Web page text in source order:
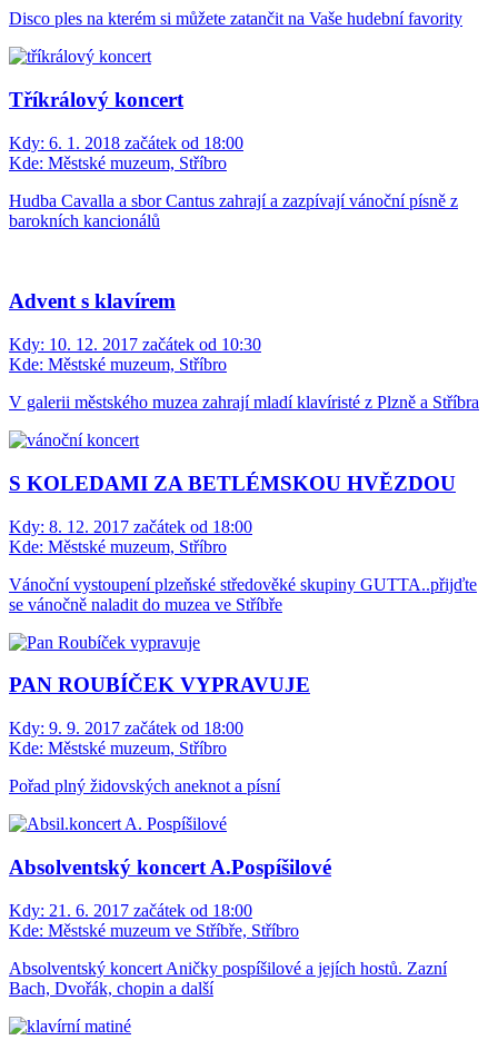
Disco ples na kterém si můžete zatančit na Vaše hudební favority
Tříkrálový koncert
Kdy: 6. 1. 2018 začátek od 18:00
Kde: Městské muzeum, Stříbro
Hudba Cavalla a sbor Cantus zahrají a zazpívají vánoční písně z
barokních kancionálů
Advent s klavírem
Kdy: 10. 12. 2017 začátek od 10:30
Kde: Městské muzeum, Stříbro
V galerii městského muzea zahrají mladí klavíristé z Plzně a Stříbra
S KOLEDAMI ZA BETLÉMSKOU HVĚZDOU
Kdy: 8. 12. 2017 začátek od 18:00
Kde: Městské muzeum, Stříbro
Vánoční vystoupení plzeňské středověké skupiny GUTTA..přijďte
se vánočně naladit do muzea ve Stříbře
PAN ROUBÍČEK VYPRAVUJE
Kdy: 9. 9. 2017 začátek od 18:00
Kde: Městské muzeum, Stříbro
Pořad plný židovských aneknot a písní
Absolventský koncert A.Pospíšilové
Kdy: 21. 6. 2017 začátek od 18:00
Kde: Městské muzeum ve Stříbře, Stříbro
Absolventský koncert Aničky pospíšilové a jejích hostů. Zazní
Bach, Dvořák, chopin a další